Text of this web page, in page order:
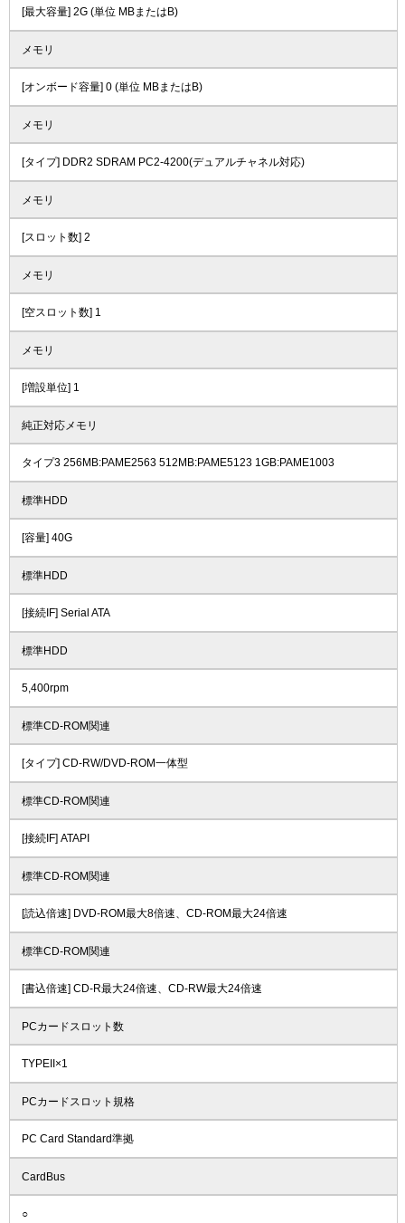
[最大容量] 2G (単位 MBまたはB)
メモリ
[オンボード容量] 0 (単位 MBまたはB)
メモリ
[タイプ] DDR2 SDRAM PC2-4200(デュアルチャネル対応)
メモリ
[スロット数] 2
メモリ
[空スロット数] 1
メモリ
[増設単位] 1
純正対応メモリ
タイプ3 256MB:PAME2563 512MB:PAME5123 1GB:PAME1003
標準HDD
[容量] 40G
標準HDD
[接続IF] Serial ATA
標準HDD
5,400rpm
標準CD-ROM関連
[タイプ] CD-RW/DVD-ROM一体型
標準CD-ROM関連
[接続IF] ATAPI
標準CD-ROM関連
[読込倍速] DVD-ROM最大8倍速、CD-ROM最大24倍速
標準CD-ROM関連
[書込倍速] CD-R最大24倍速、CD-RW最大24倍速
PCカードスロット数
TYPEII×1
PCカードスロット規格
PC Card Standard準拠
CardBus
○